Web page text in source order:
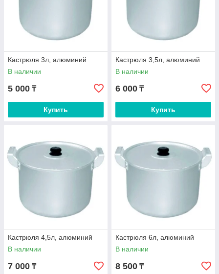
Кастрюля 3л, алюминий
В наличии
5 000 ₸
Купить
Кастрюля 3,5л, алюминий
В наличии
6 000 ₸
Купить
Кастрюля 4,5л, алюминий
В наличии
7 000 ₸
Кастрюля 6л, алюминий
В наличии
8 500 ₸